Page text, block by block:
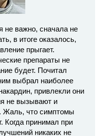
не важно, сначала не
в итоге оказалось,
прыгает.
препараты не
будет. Почитал
выбрал наиболее
привлекли они
не вызывают и
Жаль, что симптомы
Когда принимал при
никаких не